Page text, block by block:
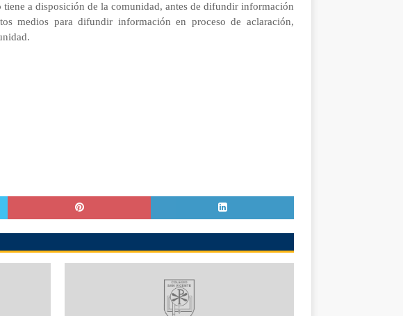
a disposición de la comunidad, antes de difundir información
medios para difundir información en proceso de aclaración,